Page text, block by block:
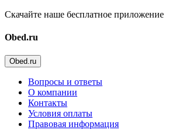
Скачайте наше бесплатное приложение
Obed.ru
Obed.ru
Вопросы и ответы
О компании
Контакты
Условия оплаты
Правовая информация